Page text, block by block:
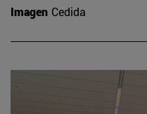
Imagen Cedida